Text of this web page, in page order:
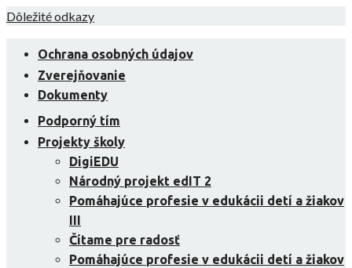
Skip
content
Dôležité odkazy
Ochrana osobných údajov
Zverejňovanie
Dokumenty
Podporný tím
Projekty školy
DigiEDU
Národný projekt edIT 2
Pomáhajúce profesie v edukácii detí a žiakov
III
Čítame pre radosť
Pomáhajúce profesie v edukácii detí a žiakov